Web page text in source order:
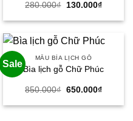
280.000₫
Giá
là:
130.000₫Giá
tại
Sale
MẪU BÌA LỊCH GỖ
Bìa lịch gỗ Chữ Phúc
850.000₫ Giá
là:
650.000₫Giá
tại